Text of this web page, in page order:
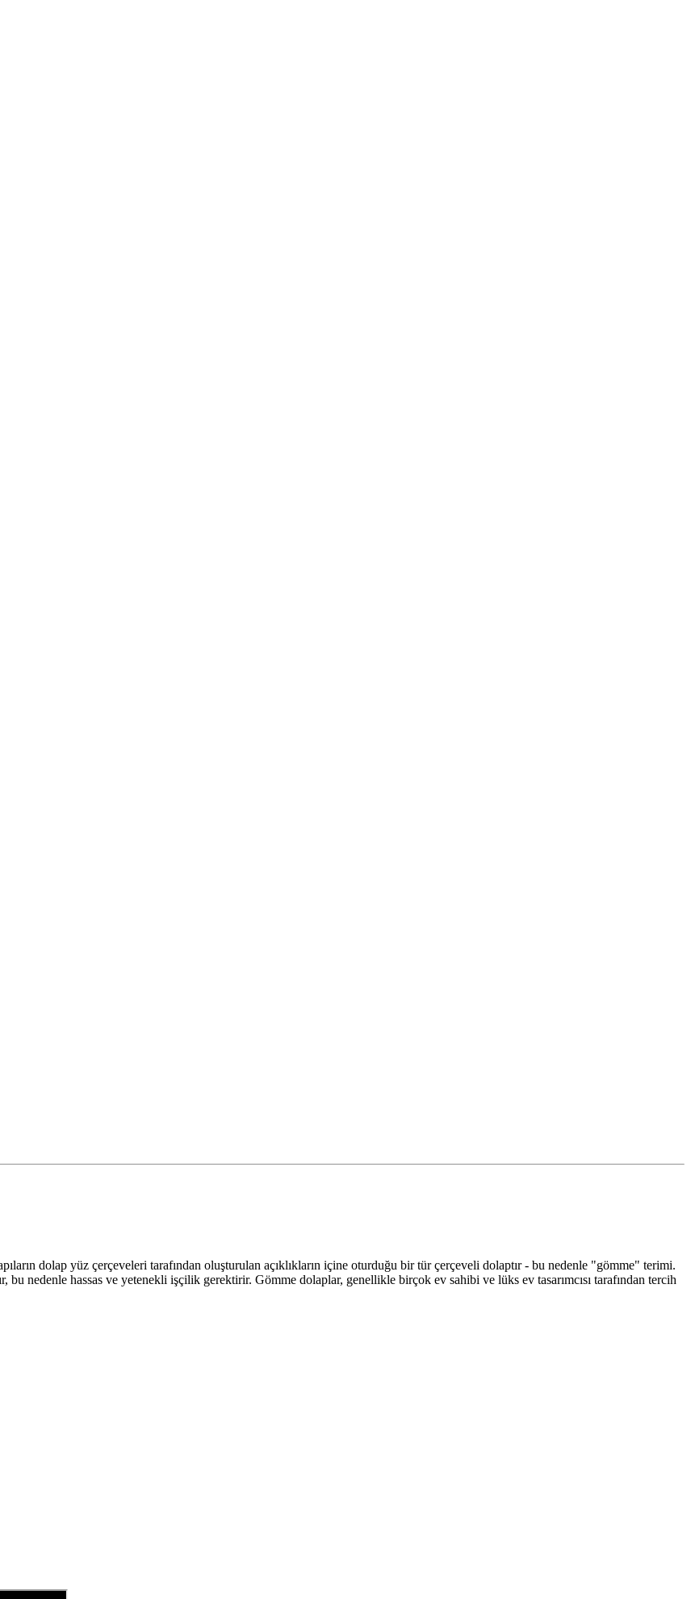
dolap yüz çerçeveleri tarafından oluşturulan açıklıkların içine oturduğu bir tür çerçeveli dolaptır - bu nedenle "gömme" terimi.
bu nedenle hassas ve yetenekli işçilik gerektirir. Gömme dolaplar, genellikle birçok ev sahibi ve lüks ev tasarımcısı tarafından tercih